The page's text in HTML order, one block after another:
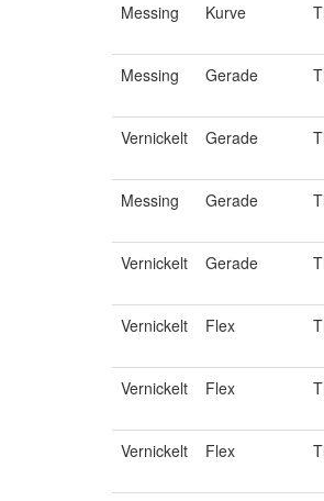
Messing Kurve
Messing Gerade
Vernickelt Gerade
Messing Gerade
Vernickelt Gerade
Vernickelt Flex
Vernickelt Flex
Vernickelt Flex